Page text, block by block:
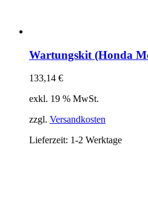
Wartungskit (Honda
133,14 €
exkl. 19 % MwSt.
zzgl. Versandkosten
Lieferzeit: 1-2 Werktage